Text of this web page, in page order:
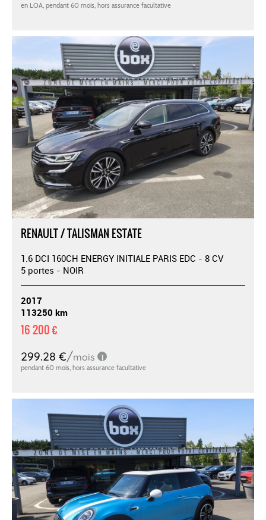
RENAULT / TALISMAN ESTATE
1.6 DCI 160CH ENERGY INITIALE PARIS EDC - 8 CV
5 portes - NOIR
2017
113250 km
16 200 €